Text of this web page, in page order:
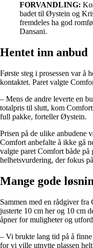
FORVANDLING:
badet til Øystein og
fremdeles ha god
Dansani.
Hentet inn anbud
Første steg i prosessen var å
kontaktet. Paret valgte
– Mens de andre leverte en
totalpris til slutt, kom
full pakke, forteller Øystein.
Prisen på de ulike anbudene
Comfort anbefalte å ikke gå
valgte paret Comfort både
helhetsvurdering, der fokus
Mange gode
Sammen med en rådgiver
justerte 10 cm her og 10 cm
åpner for muligheter og
– Vi brukte lang tid på å
for vi ville utnytte plassen